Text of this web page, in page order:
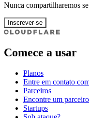
Nunca compartilharemos
Inscrever-se
Comece a usar
Planos
Entre em contato
Parceiros
Encontre um parceiro
Startups